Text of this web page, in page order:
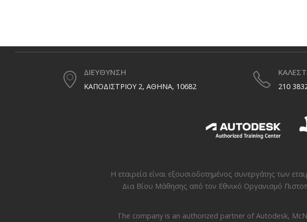
ΔΙΕΥΘΥΝΣΗ
ΚΑΠΟΔΙΣΤΡΙΟΥ 2, ΑΘΗΝΑ, 10682 210
Η εταιρεία είναι εξουσιοδοτημένος συνεργάτης των
Δια Βίου Μάθησης από τον Εθνικό Οργανισμό
The company is an authorized partner ofAutodesk,